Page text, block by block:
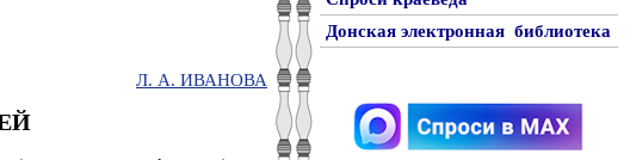
Л. А. ИВАНОВА
Донская электронная библиотека